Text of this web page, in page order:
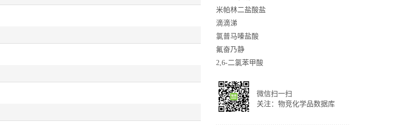
米帕林二盐酸盐
滴滴涕
氯普马嗪盐酸
氟奋乃静
2,6-二氯苯甲酸
微信扫一扫
关注：物竞化学品数据库